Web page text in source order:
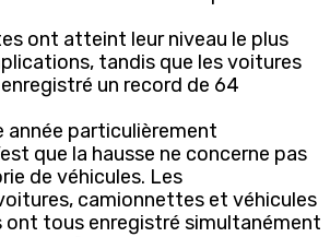
ont atteint leur niveau le plus
tandis que les voitures
un record de 64
année particulièrement
que la hausse ne concerne pas
de véhicules. Les
camionnettes et véhicules
ont tous enregistré simultanément